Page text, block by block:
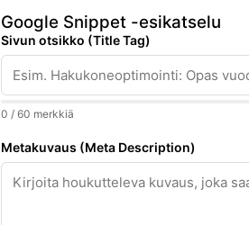
Google Snippet -esikatselu
Sivun otsikko (Title Tag)
0 / 60 merkkiä
Metakuvaus (Meta Description)